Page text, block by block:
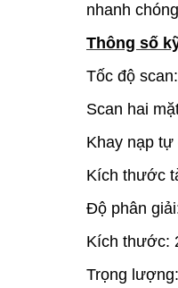
nhanh
Thông số
Tốc độ
Scan hai
Khay nạp
Kích thước
Độ phân
Kích thước:
Trọng